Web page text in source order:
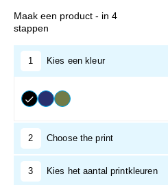
Maak een product - in 4
stappen
1 Kies een kleur
2 Choose the print
3 Kies het aantal printkleuren